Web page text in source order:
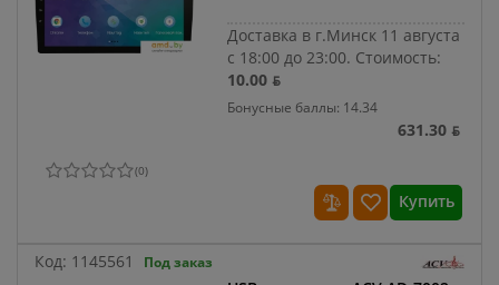
Доставка в г.Минск 11 августа
с 18:00 до 23:00. Стоимость:
10.00 ƃ
Бонусные баллы: 14.34
631.30 ƃ
(0)
Купить
Код: 1145561 Под заказ